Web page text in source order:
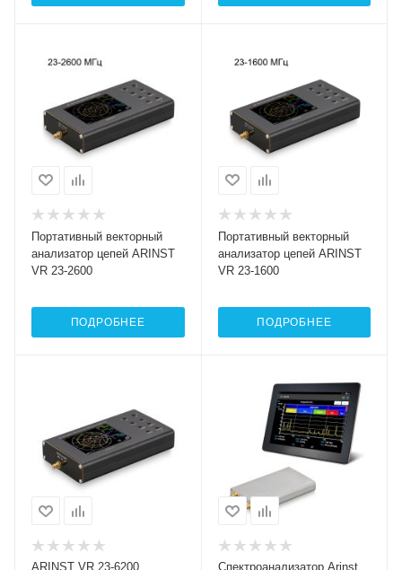
Портативный векторный
анализатор цепей ARINST
VR 23-2600
ПОДРОБНЕЕ
Портативный векторный
анализатор цепей ARINST
VR 23-1600
ПОДРОБНЕЕ
ARINST VR 23-6200 Спектроанализатор Arinst